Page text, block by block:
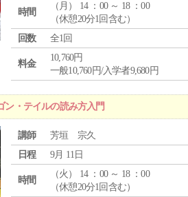
時間
（ 月 ） 14 ：00 ～ 18 ：00
（休憩20分1回含む）
回数
全1回
料金
10,760円
一般10,760円/入学者9,680円
ン・テイルの読み方入門
講師
芳垣 宗久
日程
9月 11日
時間
（火 ） 14 ：00 ～ 18 ：00
（休憩20分1回含む）